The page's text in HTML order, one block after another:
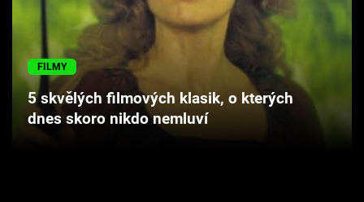
Cool Esport
Pořady
FILMY
5 skvělých filmových klasik, o kterých
dnes skoro nikdo nemluví